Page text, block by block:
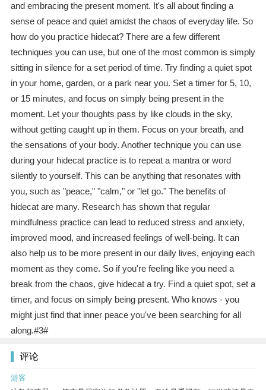
and embracing the present moment. It's all about finding a
sense of peace and quiet amidst the chaos of everyday life. So
how do you practice hidecat? There are a few different
techniques you can use, but one of the most common is simply
sitting in silence for a set period of time. Try finding a quiet spot
in your home, garden, or a park near you. Set a timer for 5, 10,
or 15 minutes, and focus on simply being present in the
moment. Let your thoughts pass by like clouds in the sky,
without getting caught up in them. Focus on your breath, and
the sensations of your body. Another technique you can use
during your hidecat practice is to repeat a mantra or word
silently to yourself. This can be anything that resonates with
you, such as "peace," "calm," or "let go." The benefits of
hidecat are many. Research has shown that regular
mindfulness practice can lead to reduced stress and anxiety,
improved mood, and increased feelings of well-being. It can
also help us to be more present in our daily lives, enjoying each
moment as they come. So if you're feeling like you need a
break from the chaos, give hidecat a try. Find a quiet spot, set a
timer, and focus on simply being present. Who knows - you
might just find that inner peace you've been searching for all
along.#3#
评论
游客